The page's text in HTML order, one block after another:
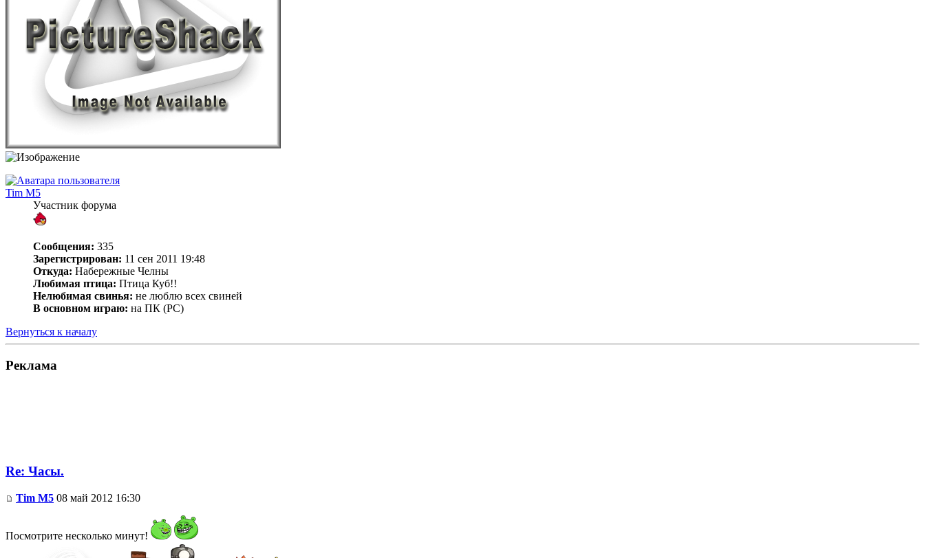
Tim M5
Участник форума
Сообщения: 335
Зарегистрирован: 11 сен 2011 19:48
Откуда: Набережные Челны
Любимая птица: Птица Куб!!
Нелюбимая свинья: не люблю всех свиней
В основном играю: на ПК (PC)
Вернуться к началу
Реклама
Re: Часы.
Tim M5 08 май 2012 16:30
Посмотрите несколько минут!